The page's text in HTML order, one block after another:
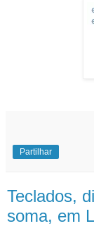
Partilhar
Teclados,
soma, em